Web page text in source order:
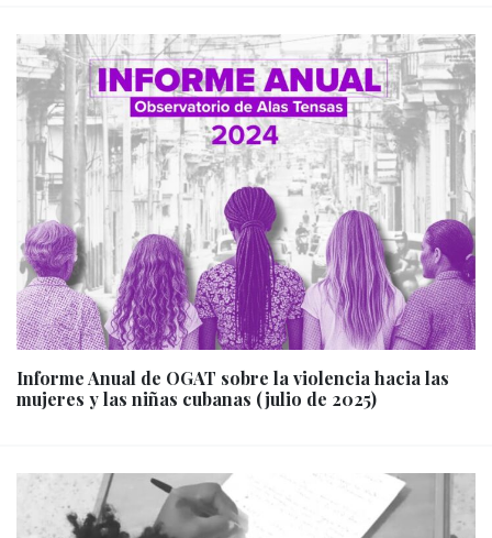
Informe Anual de OGAT sobre la violencia hacia las
mujeres y las niñas cubanas (julio de 2025)